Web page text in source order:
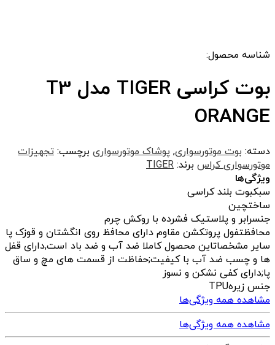
شناسه محصول:
بوت کراسی TIGER مدل T3
ORANGE
دسته: بوت موتورسواری, پوشاک موتورسواری برچسب: تجهیزات
موتورسواری کراس برند: TIGER
ویژگی‌ها
سبکبوت بلند کراسی
ساختچین
جنسرابر و پلاستیک فشرده با روکش چرم
محافظتفول پروتکشن مقاوم دارای محافظ روی انگشتان و قوزک پا
سایر مشخصاتاین محصول کاملا ضد آب و ضد باد است,دارای قفل
ها و چسب ضد آب با کیفیت;حفاظت از قسمت های مچ و ساق
پا;دارای کفی نشکن و نسوز
جنس زیرهTPU
مشاهده همه ویژگی‌ها
مشاهده همه ویژگی‌ها